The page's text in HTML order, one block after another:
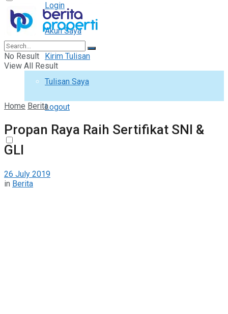
Login
Akun Saya
Kirim Tulisan
Tulisan Saya
Logout
No Result
View All Result
Home Berita
Propan Raya Raih Sertifikat SNI &
GLI
26 July 2019
in Berita